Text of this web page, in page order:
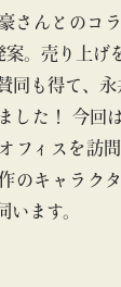
さんとのコ
案。売り上げ
同も得て、
した！ 今回
フィスを訪
のキャラク
います。